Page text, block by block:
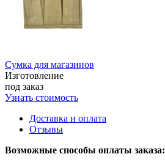
Сумка для магазинов
Изготовление
под заказ
Узнать стоимость
Доставка и оплата
Отзывы
Возможные способы оплаты заказа: